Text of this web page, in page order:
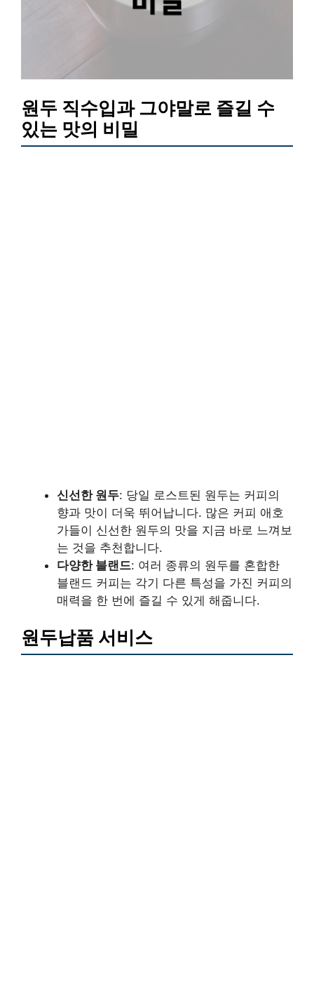
원두 직수입과 그야말로 즐길 수
있는 맛의 비밀
신선한 원두: 당일 로스트된 원두는 커피의
향과 맛이 더욱 뛰어납니다. 많은 커피 애호
가들이 신선한 원두의 맛을 지금 바로 느껴보
는 것을 추천합니다.
다양한 블랜드: 여러 종류의 원두를 혼합한
블랜드 커피는 각기 다른 특성을 가진 커피의
매력을 한 번에 즐길 수 있게 해줍니다.
원두납품 서비스